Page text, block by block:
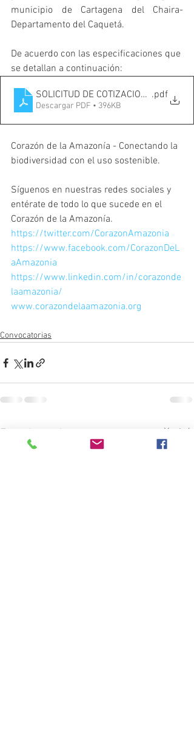
municipio de Cartagena del Chaira-
Departamento del Caquetá.
De acuerdo con las especificaciones que
se detallan a continuación:
SOLICITUD DE COTIZACIONES.pdf
Descargar PDF • 396KB
Corazón de la Amazonía - Conectando la
biodiversidad con el uso sostenible.
Síguenos en nuestras redes sociales y
entérate de todo lo que sucede en el
Corazón de la Amazonía.
https://twitter.com/CorazonAmazonia
https://www.facebook.com/CorazonDeL
aAmazonia
https://www.linkedin.com/in/corazonde
laamazonia/
www.corazondelaamazonia.org
Convocatorias
Ver todo